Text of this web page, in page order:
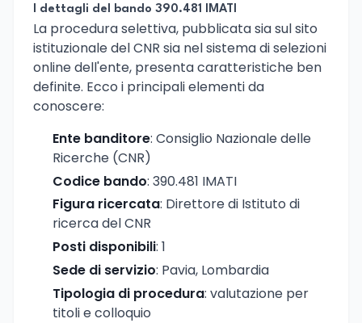
I dettagli del bando 390.481 IMATI
La procedura selettiva, pubblicata sia sul sito
istituzionale del CNR sia nel sistema di selezioni
online dell'ente, presenta caratteristiche ben
definite. Ecco i principali elementi da
conoscere:
Ente banditore: Consiglio Nazionale delle
Ricerche (CNR)
Codice bando: 390.481 IMATI
Figura ricercata: Direttore di Istituto di
ricerca del CNR
Posti disponibili: 1
Sede di servizio: Pavia, Lombardia
Tipologia di procedura: valutazione per
titoli e colloquio